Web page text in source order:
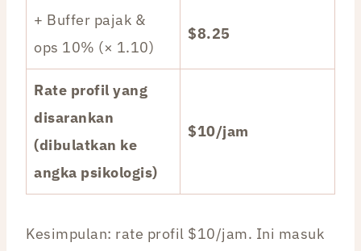
+ Buffer pajak &
ops 10% (× 1.10)
$8.25
Rate profil yang
disarankan
(dibulatkan ke
angka psikologis)
$10/jam
Kesimpulan: rate profil $10/jam. Ini masuk